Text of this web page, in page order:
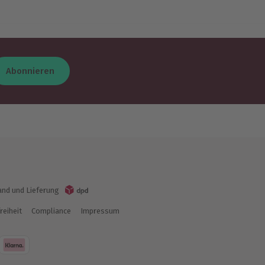
Abonnieren
und Lieferung
Compliance Impressum